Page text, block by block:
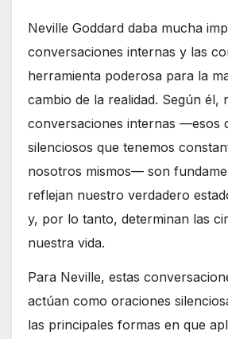
Neville Goddard daba mucha
conversaciones internas y las
herramienta poderosa para la
cambio de la realidad. Según él,
conversaciones internas —esos
silenciosos que tenemos
nosotros mismos— son
reflejan nuestro verdadero
y, por lo tanto, determinan las
nuestra vida.
Para Neville, estas
actúan como oraciones
las principales formas en que